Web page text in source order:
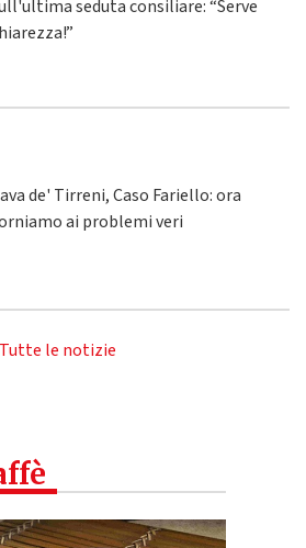
seduta consiliare: “Serve
de' Tirreni, Caso Fariello: ora
ai problemi veri
Tutte le notizie